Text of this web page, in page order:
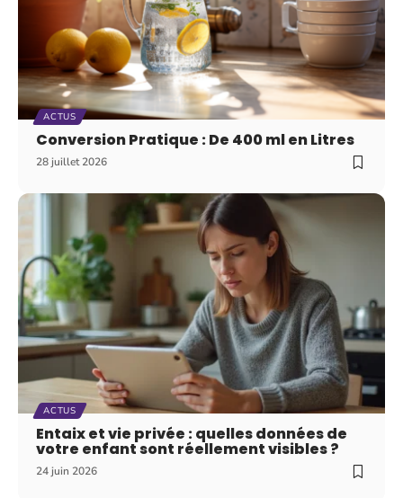
ACTUS
Conversion Pratique : De 400 ml en Litres
28 juillet 2026
ACTUS
Entaix et vie privée : quelles données de
votre enfant sont réellement visibles ?
24 juin 2026